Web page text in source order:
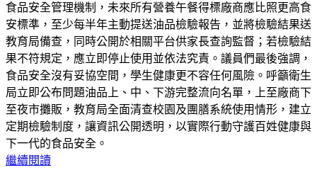
食品安全管理機制，未來所有營養午餐得標廠商應比照更高食
安標準，至少每半年主動提送油品檢驗報告，並將檢驗結果送
教育局備查，同時公開於相關平台供家長查詢監督；若檢驗結
果不符規定，應立即停止使用並依法究責。議員們最後強調，
食品安全沒有妥協空間，學生健康更不容任何風險。呼籲衛生
局立即公布問題油品上、中、下游完整流向名單，上至廠商下
至夜市攤販，教育局全面清查校園及團膳系統使用情形，建立
定期檢驗制度，讓資訊公開透明，以實際行動守護百姓健康與
下一代的食品安全。
繼續閱讀